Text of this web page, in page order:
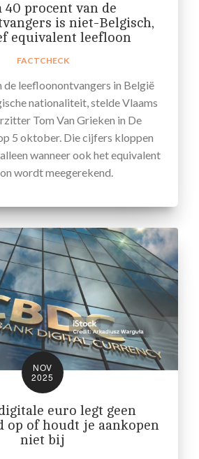
40 procent van de
is niet-Belgisch,
equivalent leefloon
FACTCHECK
de leefloonontvangers in België
nationaliteit, stelde Vlaams
Tom Van Grieken in De
5 oktober. Die cijfers kloppen
wanneer ook het equivalent
wordt meegerekend.
NOV
2025
euro legt geen
op of houdt je aankopen
niet bij